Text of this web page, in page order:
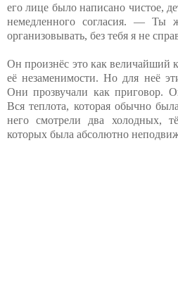
его лице было написано чистое,
немедленного согласия. — Ты
организовывать, без тебя я не
Он произнёс это как величайший
её незаменимости. Но для неё
Они прозвучали как приговор.
Вся теплота, которая обычно
него смотрели два холодных,
которых была абсолютно